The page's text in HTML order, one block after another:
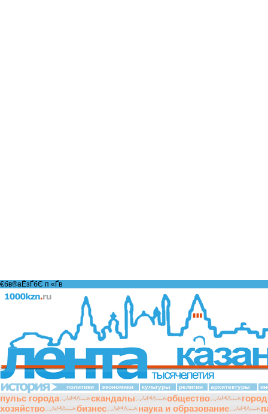
€бв®аЁзҐбЄ п «Ґ­в
политики экономики культуры религии архитектуры
пульс города скандалы общество
хозяйство
бизнес наука и образование